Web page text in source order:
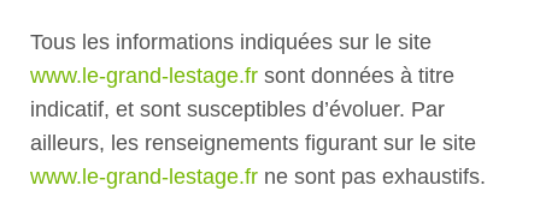
Tous les informations indiquées sur le site
www.le-grand-lestage.fr sont données à titre
indicatif, et sont susceptibles d’évoluer. Par
ailleurs, les renseignements figurant sur le site
www.le-grand-lestage.fr ne sont pas exhaustifs.